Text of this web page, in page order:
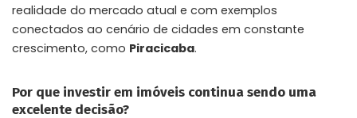
realidade do mercado atual e com exemplos
conectados ao cenário de cidades em constante
crescimento, como Piracicaba.
Por que investir em imóveis continua sendo uma
excelente decisão?